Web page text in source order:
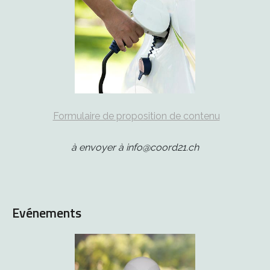
Formulaire de proposition de contenu
à envoyer à info@coord21.ch
Evénements